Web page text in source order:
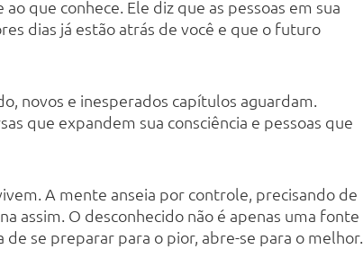
que conhece. Ele diz que as pessoas em sua
dias já estão atrás de você e que o futuro
novos e inesperados capítulos aguardam.
que expandem sua consciência e pessoas que
A mente anseia por controle, precisando de
assim. O desconhecido não é apenas uma fonte
se preparar para o pior, abre-se para o melhor.